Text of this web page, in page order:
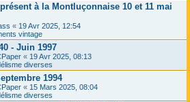
à la Montluçonnaise 10 et 11 mai
« 19 Avr 2025, 12:54
vintage
- Juin 1997
« 19 Avr 2025, 08:13
diverses
1994
« 15 Mars 2025, 08:04
diverses